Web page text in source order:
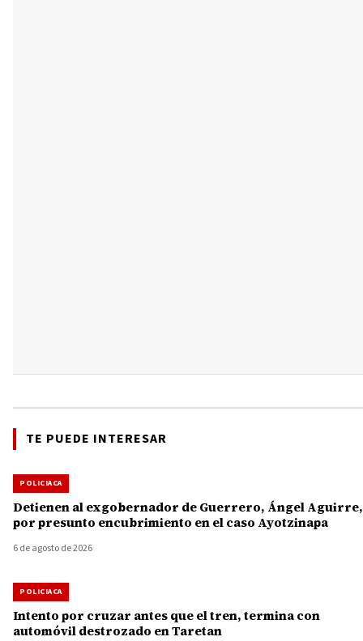
TE PUEDE INTERESAR
POLICIACA
Detienen al exgobernador de Guerrero, Ángel Aguirre,
por presunto encubrimiento en el caso Ayotzinapa
6 de agosto de 2026
POLICIACA
Intento por cruzar antes que el tren, termina con
automóvil destrozado en Taretan